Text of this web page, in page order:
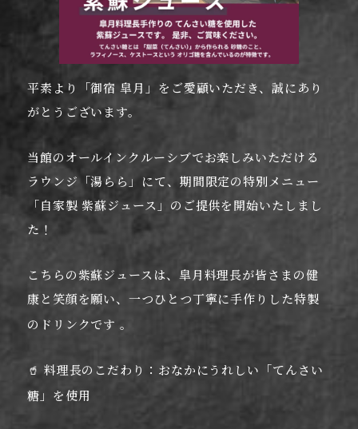
平素より「御宿 皐月」をご愛顧いただき、誠にあり
がとうございます。
当館のオールインクルーシブでお楽しみいただける
ラウンジ「湯らら」にて、期間限定の特別メニュー
「自家製 紫蘇ジュース」のご提供を開始いたしまし
た！
こちらの紫蘇ジュースは、皐月料理長が皆さまの健
康と笑顔を願い、一つひとつ丁寧に手作りした特製
のドリンクです。
🥤 料理長のこだわり：おなかにうれしい「てんさい
糖」を使用